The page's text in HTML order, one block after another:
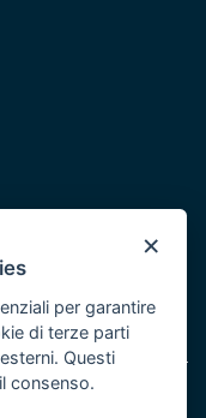
Puglia 2014/2020 -
×
per garantire
di terze parti
Questi
consenso.